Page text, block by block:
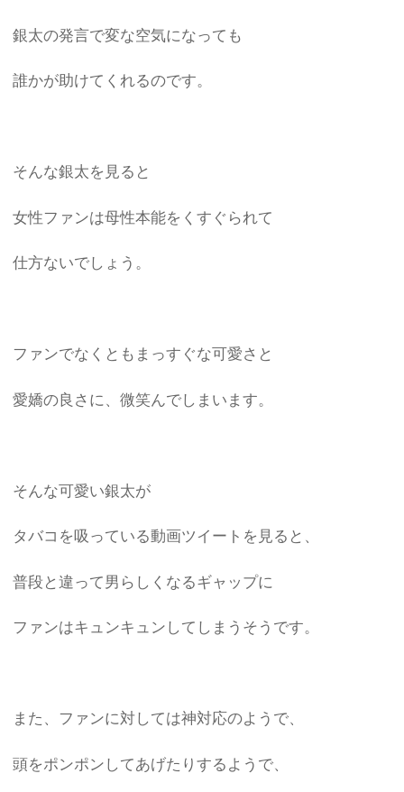
銀太の発言で変な空気になっても
誰かが助けてくれるのです。
そんな銀太を見ると
女性ファンは母性本能をくすぐられて
仕方ないでしょう。
ファンでなくともまっすぐな可愛さと
愛嬌の良さに、微笑んでしまいます。
そんな可愛い銀太が
タバコを吸っている動画ツイートを見ると、
普段と違って男らしくなるギャップに
ファンはキュンキュンしてしまうそうです。
また、ファンに対しては神対応のようで、
頭をポンポンしてあげたりするようで、